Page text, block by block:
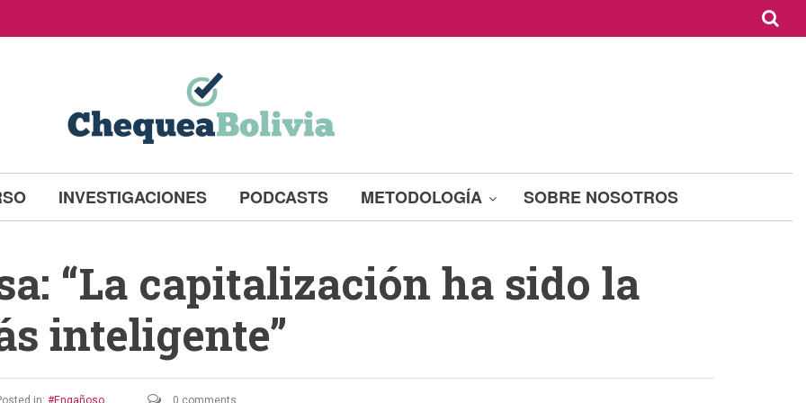
INVESTIGACIONES PODCASTS METODOLOGÍA SOBRE NOSOTROS
“La capitalización ha sido la
inteligente”
in: Engañoso 0 comments